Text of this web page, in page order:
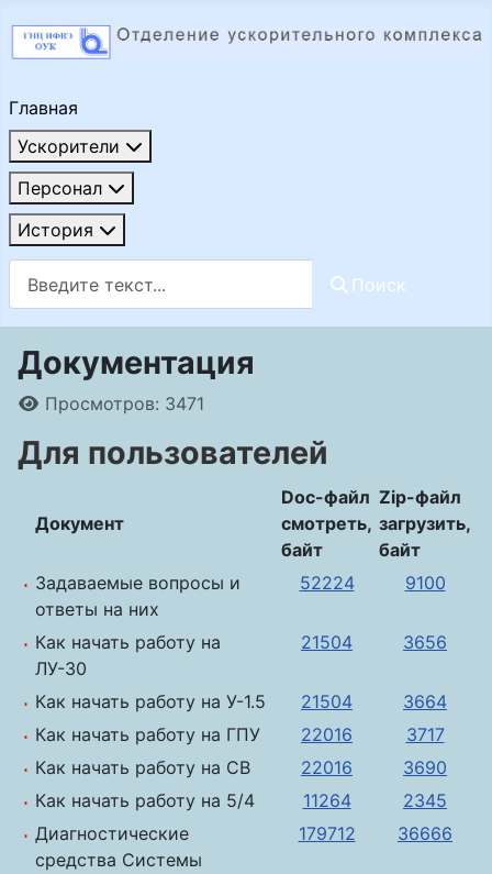
Главная
Ускорители
Персонал
История
Поиск
Документация
Информация о материале
Просмотров: 3471
Для пользователей
Документ
Doc-файл
смотреть,
байт
Zip-файл
загрузить,
байт
Задаваемые вопросы и
ответы на них
52224 9100
Как начать работу на
ЛУ-30
21504 3656
Как начать работу на У-1.5 21504
3664
Как начать работу на ГПУ
22016
3717
Как начать работу на СВ
22016
3690
Как начать работу на 5/4
11264
2345
Диагностические
средства Системы
179712 36666